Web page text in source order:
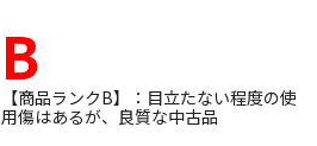
B
【商品ランクB】：目立たない程度の使
用傷はあるが、良質な中古品